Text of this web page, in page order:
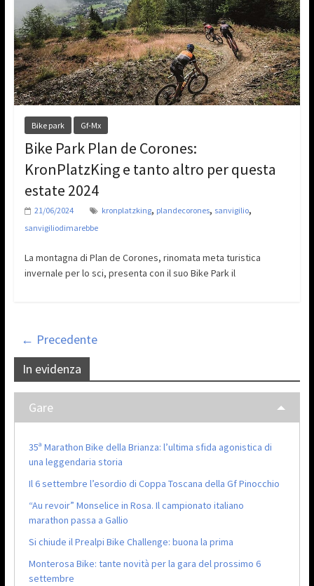
Bike park Gf-Mx
Bike Park Plan de Corones:
KronPlatzKing e tanto altro per questa
estate 2024
21/06/2024 kronplatzking, plandecorones, sanvigilio,
sanvigiliodimarebbe
La montagna di Plan de Corones, rinomata meta turistica
invernale per lo sci, presenta con il suo Bike Park il
← Precedente
In evidenza
Gare
35ª Marathon Bike della Brianza: l’ultima sfida agonistica di
una leggendaria storia
Il 6 settembre l’esordio di Coppa Toscana della Gf Pinocchio
“Au revoir” Monselice in Rosa. Il campionato italiano
marathon passa a Gallio
Si chiude il Prealpi Bike Challenge: buona la prima
Monterosa Bike: tante novità per la gara del prossimo 6
settembre